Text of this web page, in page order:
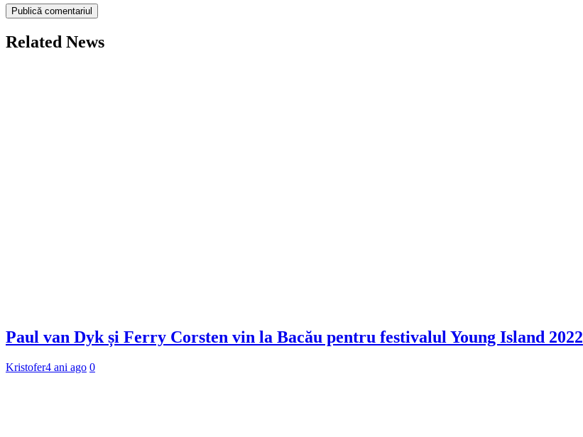
Related News
Paul van Dyk și Ferry Corsten vin la Bacău pentru festivalul Young Island 2022
Kristofer4 ani ago 0